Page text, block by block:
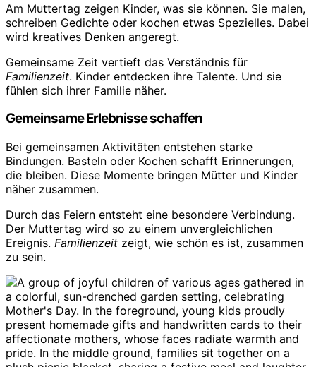
Am Muttertag zeigen Kinder, was sie können. Sie malen,
schreiben Gedichte oder kochen etwas Spezielles. Dabei
wird kreatives Denken angeregt.
Gemeinsame Zeit vertieft das Verständnis für
Familienzeit. Kinder entdecken ihre Talente. Und sie
fühlen sich ihrer Familie näher.
Gemeinsame Erlebnisse schaffen
Bei gemeinsamen Aktivitäten entstehen starke
Bindungen. Basteln oder Kochen schafft Erinnerungen,
die bleiben. Diese Momente bringen Mütter und Kinder
näher zusammen.
Durch das Feiern entsteht eine besondere Verbindung.
Der Muttertag wird so zu einem unvergleichlichen
Ereignis. Familienzeit zeigt, wie schön es ist, zusammen
zu sein.